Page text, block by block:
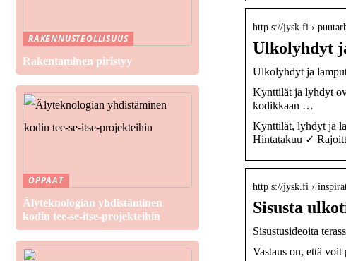
http s://jysk.fi ›
Ulkolyhdyt
Ulkolyhdyt ja
Kynttilät ja lyhdyt
kodikkaan …
Kynttilät, lyhdyt ja
Hintatakuu ✓
http s://jysk.fi ›
Sisusta
Sisustusideoita
Vastaus on, että
RAKENNUSTEOLLISUUS
Rakentaminen piristyy
OPPAAT
Älyteknologian yhdistäminen
kodin tee-se-itse-projekteihin